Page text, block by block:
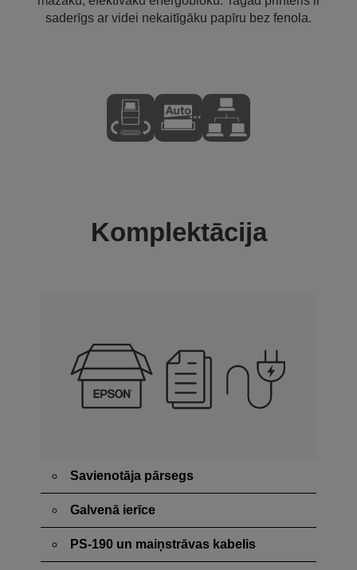
saderīgs ar videi nekaitīgāku papīru bez fenola.
Komplektācija
Savienotāja pārsegs
Galvenā ierīce
PS-190 un maiņstrāvas kabelis